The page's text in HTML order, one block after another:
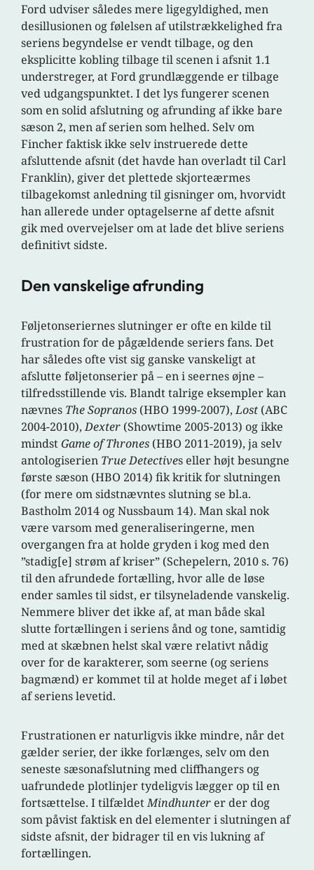
Ford udviser således mere ligegyldighed, men
desillusionen og følelsen af utilstrækkelighed fra
seriens begyndelse er vendt tilbage, og den
eksplicitte kobling tilbage til scenen i afsnit 1.1
understreger, at Ford grundlæggende er tilbage
ved udgangspunktet. I det lys fungerer scenen
som en solid afslutning og afrunding af ikke bare
sæson 2, men af serien som helhed. Selv om
Fincher faktisk ikke selv instruerede dette
afsluttende afsnit (det havde han overladt til Carl
Franklin), giver det plettede skjorteærmes
tilbagekomst anledning til gisninger om, hvorvidt
han allerede under optagelserne af dette afsnit
gik med overvejelser om at lade det blive seriens
definitivt sidste.
Den vanskelige afrunding
Føljetonseriernes slutninger er ofte en kilde til
frustration for de pågældende seriers fans. Det
har således ofte vist sig ganske vanskeligt at
afslutte føljetonserier på – en i seernes øjne –
tilfredsstillende vis. Blandt talrige eksempler kan
nævnes The Sopranos (HBO 1999-2007),Lost (ABC
2004-2010),Dexter (Showtime 2005-2013) og ikke
mindstGame of Thrones (HBO 2011-2019), ja selv
antologiserien True Detectives eller højt besungne
første sæson (HBO 2014) fik kritik for slutningen
(for mere om sidstnævntes slutning se bl.a.
Bastholm 2014 og Nussbaum 14). Man skal nok
være varsom med generaliseringerne, men
overgangen fra at holde gryden i kog med den
”stadig[e] strøm af kriser” (Schepelern, 2010 s. 76)
til den afrundede fortælling, hvor alle de løse
ender samles til sidst, er tilsyneladende vanskelig.
Nemmere bliver det ikke af, at man både skal
slutte fortællingen i seriens ånd og tone, samtidig
med at skæbnen helst skal være relativt nådig
over for de karakterer, som seerne (og seriens
bagmænd) er kommet til at holde meget af i løbet
af seriens levetid.
Frustrationen er naturligvis ikke mindre, når det
gælder serier, der ikke forlænges, selv om den
seneste sæsonafslutning med cliffhangers og
uafrundede plotlinjer tydeligvis lægger op til en
fortsættelse. I tilfældetMindhunter er der dog
som påvist faktisk en del elementer i slutningen af
sidste afsnit, der bidrager til en vis lukning af
fortællingen.